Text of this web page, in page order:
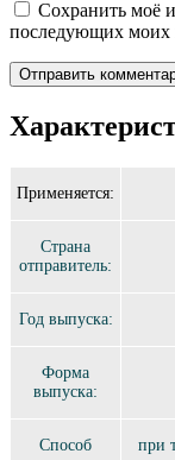
Сохранить моё
последующих моих
Применяется:
Страна
отправитель:
Год выпуска:
Форма
выпуска:
Способ
при